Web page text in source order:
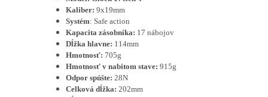
Kaliber: 9x19mm
Systém: Safe action
Kapacita zásobníka: 17 nábojov
Dĺžka hlavne: 114mm
Hmotnosť: 705g
Hmotnosť v nabitom stave: 915g
Odpor spúšte: 28N
Celková dĺžka: 202mm